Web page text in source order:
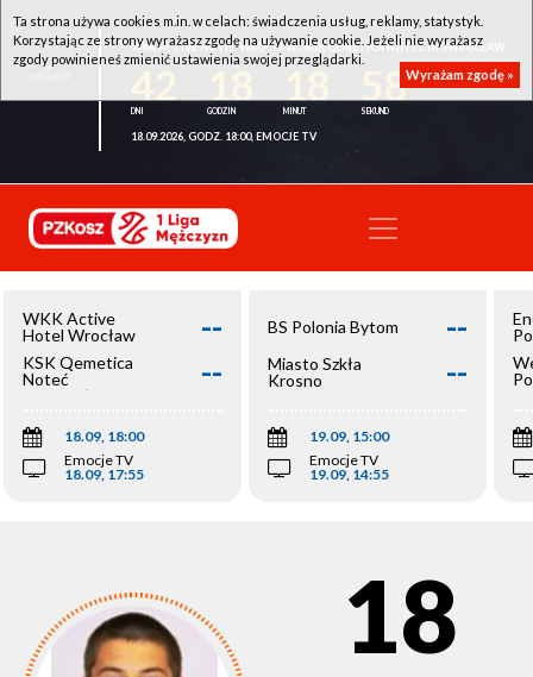
WKK ACTIVE HOTEL WROCŁAW - KSK QEMETICA NOTEĆ INOWROCŁAW
58
18.09.2026, GODZ. 18:00, EMOCJE TV
WKK Active
Hotel Wrocław
--
KSK Qemetica
Noteć
Inowrocław
--
18.09, 18:00
Emocje TV
18.09, 17:55
BS Polonia Bytom --
Miasto Szkła
Krosno
--
19.09, 15:00
Emocje TV
19.09, 14:55
18
Ta strona używa cookies m.in. w celach: świadczenia usług, reklamy, statystyk.
Korzystając ze strony wyrażasz zgodę na używanie cookie. Jeżeli nie wyrażasz
zgody powinieneś zmienić ustawienia swojej przeglądarki.
Wyrażam zgodę »